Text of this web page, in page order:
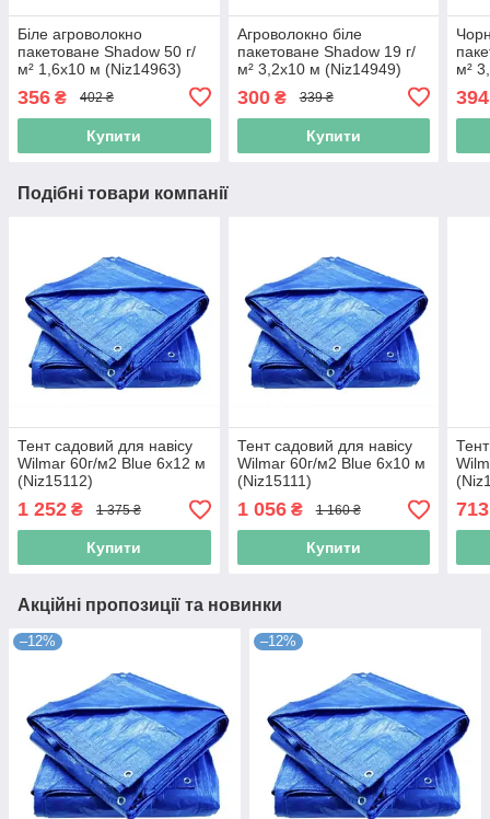
Біле агроволокно
пакетоване Shadow 50 г/
м² 1,6x10 м (Niz14963)
356 ₴ 402 ₴
Купити
Агроволокно біле
пакетоване Shadow 19 г/
м² 3,2x10 м (Niz14949)
300₴ 339 ₴
Купити
м²
394
Подібні товари компанії
Тент садовий для навісу
Wilmar 60г/м2 Blue 6х12 м
(Niz15112)
1 252 ₴ 1 375 ₴
Купити
Тент садовий для навісу
Wilmar 60г/м2 Blue 6х10 м
(Niz15111)
1 056₴ 1 160 ₴
Купити
713
Акційні пропозиції та новинки
–12% –12%